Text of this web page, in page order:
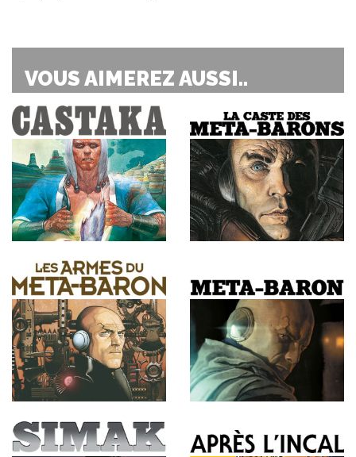
VOUS AIMEREZ AUSSI..